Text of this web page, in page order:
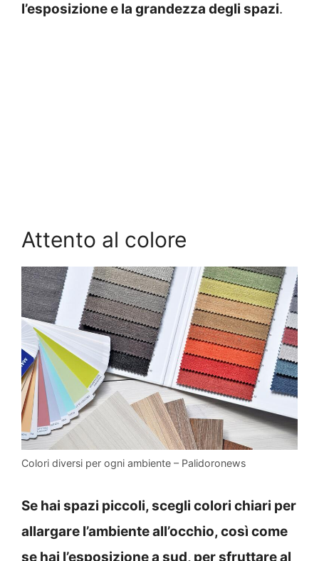
l’esposizione e la grandezza degli spazi.
Attento al colore
Colori diversi per ogni ambiente – Palidoronews
Se hai spazi piccoli, scegli colori chiari per
allargare l’ambiente all’occhio, così come
se hai l’esposizione a sud, per sfruttare al